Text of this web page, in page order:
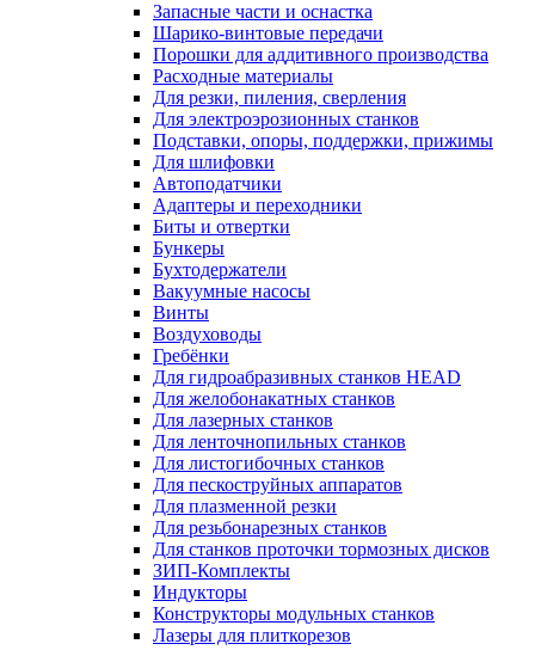
Запасные части и оснастка
Шарико-винтовые передачи
Порошки для аддитивного производства
Расходные материалы
Для резки, пиления, сверления
Для электроэрозионных станков
Подставки, опоры, поддержки, прижимы
Для шлифовки
Автоподатчики
Адаптеры и переходники
Биты и отвертки
Бункеры
Бухтодержатели
Вакуумные насосы
Винты
Воздуховоды
Гребёнки
Для гидроабразивных станков HEAD
Для желобонакатных станков
Для лазерных станков
Для ленточнопильных станков
Для листогибочных станков
Для пескоструйных аппаратов
Для плазменной резки
Для резьбонарезных станков
Для станков проточки тормозных дисков
ЗИП-Комплекты
Индукторы
Конструкторы модульных станков
Лазеры для плиткорезов